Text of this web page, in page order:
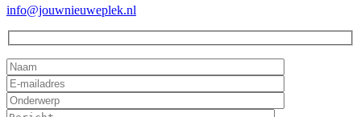
info@jouwnieuweplek.nl